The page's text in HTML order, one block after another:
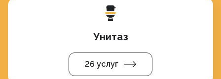
Унитаз
26 услуг